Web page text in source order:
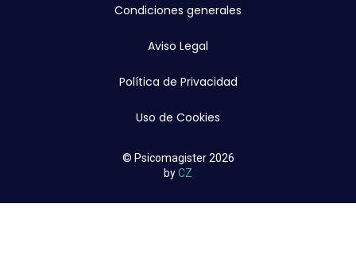
Condiciones generales
Aviso Legal
Política de Privacidad
Uso de Cookies
© Psicomagister 2026
byCZ